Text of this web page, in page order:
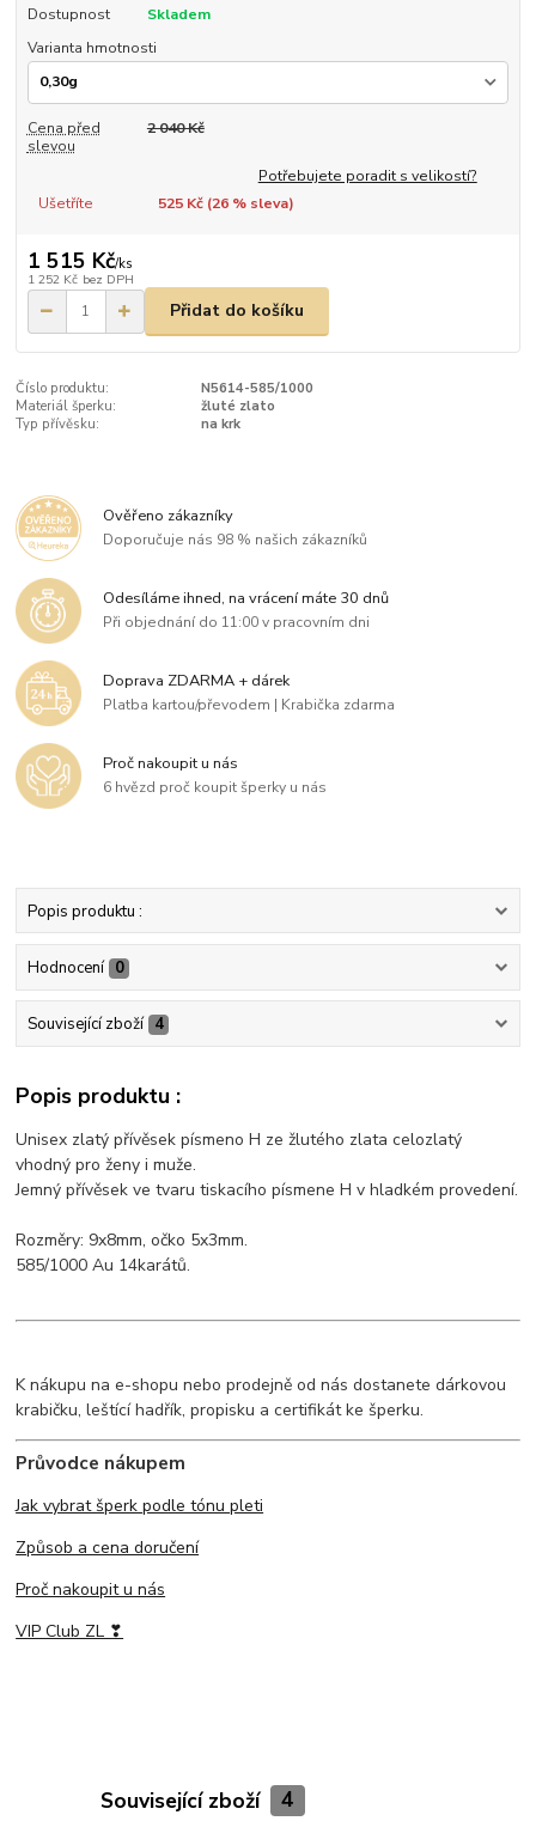
Dostupnost
Skladem
Varianta hmotnosti
Cena před
slevou
2 040 Kč
Potřebujete poradit s velikostí?
Ušetříte
525 Kč (26% sleva)
1 515 Kč/ks
1 252 Kč bez DPH
Přidat do košíku
Číslo produktu:
N5614-585/1000
Materiál šperku:
žluté zlato
Typ přívěsku:
na krk
Ověřeno zákazníky
Doporučuje nás 98 % našich zákazníků
Odesíláme ihned, na vrácení máte 30 dnů
Při objednání do 11:00 v pracovním dni
Doprava ZDARMA + dárek
Platba kartou/převodem | Krabička zdarma
Proč nakoupit u nás
6 hvězd proč koupit šperky u nás
Popis produktu :
Hodnocení 0
Související zboží 4
Popis produktu :
Unisex zlatý přívěsek písmeno H ze žlutého zlata celozlatý
vhodný pro ženy i muže.
Jemný přívěsek ve tvaru tiskacího písmene H v hladkém provedení.
Rozměry: 9x8mm, očko 5x3mm.
585/1000 Au 14karátů.
K nákupu na e-shopu nebo prodejně od nás dostanete dárkovou
krabičku, leštící hadřík, propisku a certifikát ke šperku.
Průvodce nákupem
Jak vybrat šperk podle tónu pleti
Způsob a cena doručení
Proč nakoupit u nás
VIP Club ZL ❣
Související zboží 4